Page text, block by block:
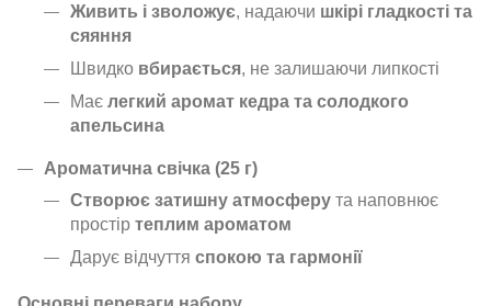
Живить і зволожує, надаючи шкірі гладкості та
сяяння
Швидко вбирається, не залишаючи липкості
Має легкий аромат кедра та солодкого
апельсина
Ароматична свічка (25 г)
Створює затишну атмосферу та наповнює
простір теплим ароматом
Дарує відчуття спокою та гармонії